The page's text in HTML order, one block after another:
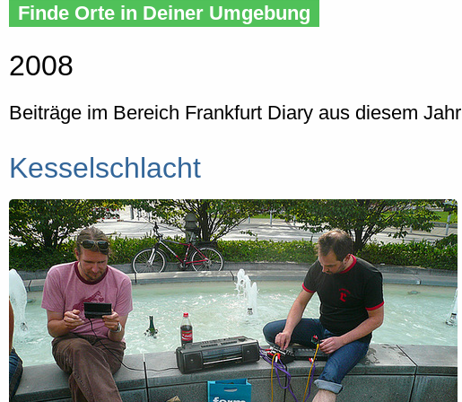
Finde Orte in Deiner Umgebung
2008
Beiträge im Bereich Frankfurt Diary aus diesem Jahr
Kesselschlacht